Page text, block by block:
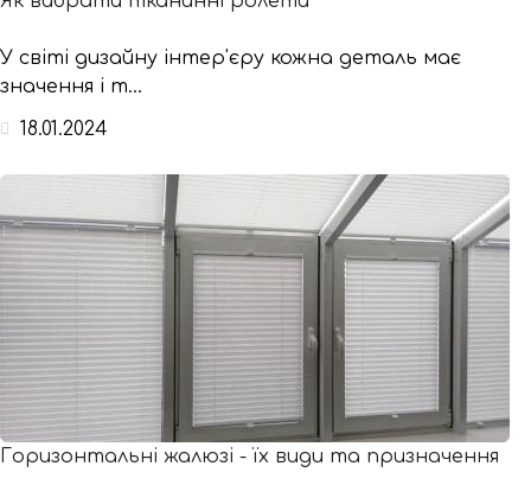
У світі дизайну інтер'єру кожна деталь має
значення і т...
18.01.2024
Горизонтальні жалюзі - їх види та призначення